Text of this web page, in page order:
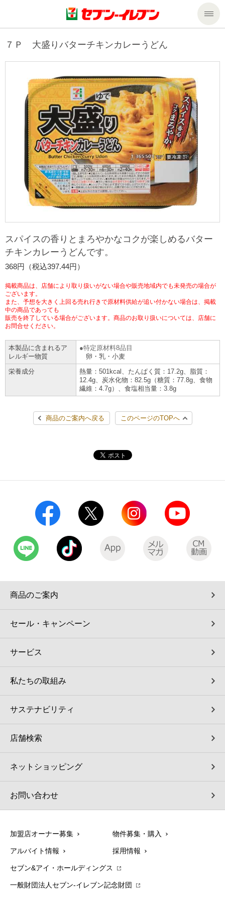
商品のご案内
今週の新商品
来週の新商品
商品カテゴリ一覧
セブンプレミアム
食の安全・安心への取組み
ギフト
プリペイドカード・金券
ニンテンドー・ダウンロードカード
サービス
サービストップ
nanacoトップ
マルチコピー機でできること
マルチコピー機でできることトップ
コピー
プリント
スキャン
ファクス
チケット
便利なサービス
宅配便
切手・はがき・印紙
セブン銀行ATM
ご利用可能なお支払い方法
各種料金のお支払い
自転車シェアリング（店舗限定）
モバイルバッテリーシェアリング（店舗限定）
チケットサービス
セブンチケット
チケットぴあ
イープラス
CNプレイガイド
セブン‐イレブンでお受取り
タワーレコード
セブンネットショッピング
停電時のサービス停止のお知らせ
企業情報
企業情報トップ
ニュースリリース
企業理念
会社概要
貸借対照表・損益計算書
沿革
国内店舗数
セブン-イレブンの歴史
私たちの取組み
サステナビリティ
セブン＆アイ・ホールディングスの重点課題
サステナビリティ活動基本方針
サステナビリティ推進体制
GREEN CHALLENGE 2050
4VISIONS
サステナビリティニュース
サステナビリティレポート
加盟店オーナー募集
店舗検索
ネットショッピング
お問い合わせ
Language
English (Corporate)
English (Services)
한국어(서비스)
７Ｐ 大盛りバターチキンカレーうどん
スパイスの香りとまろやかなコクが楽しめるバター
チキンカレーうどんです。
368円（税込397.44円）
掲載商品は、店舗により取り扱いがない場合や販売地域内でも未発売の場合が
ございます。
また、予想を大きく上回る売れ行きで原材料供給が追い付かない場合は、掲載
中の商品であっても
販売を終了している場合がございます。商品のお取り扱いについては、店舗に
お問合せください。
本製品に含まれるア
レルギー物質
特定原材料8品目
卵・乳・小麦
栄養成分
熱量：501kcal、たんぱく質：17.2g、脂質：
12.4g、炭水化物：82.5g（糖質：77.8g、食物
繊維：4.7g）、食塩相当量：3.8g
商品のご案内へ戻る このページのTOPへ
商品のご案内
セール・キャンペーン
サービス
私たちの取組み
サステナビリティ
店舗検索
ネットショッピング
お問い合わせ
加盟店オーナー募集 物件募集・購入
アルバイト情報 採用情報
セブン&アイ・ホールディングス
一般財団法人セブン-イレブン記念財団